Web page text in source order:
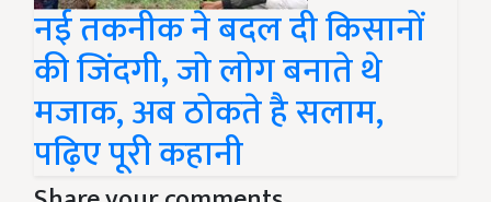
नई तकनीक ने बदल दी किसानों
की जिंदगी, जो लोग बनाते थे
मजाक, अब ठोकते है सलाम,
पढ़िए पूरी कहानी